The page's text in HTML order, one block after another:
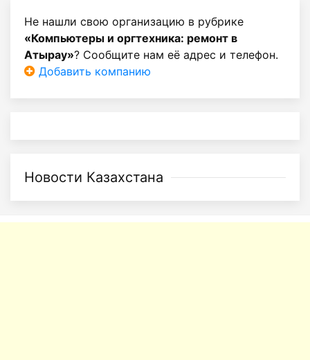
Не нашли свою организацию в рубрике
«Компьютеры и оргтехника: ремонт в
Атырау»? Сообщите нам её адрес и телефон.
Добавить компанию
Новости Казахстана